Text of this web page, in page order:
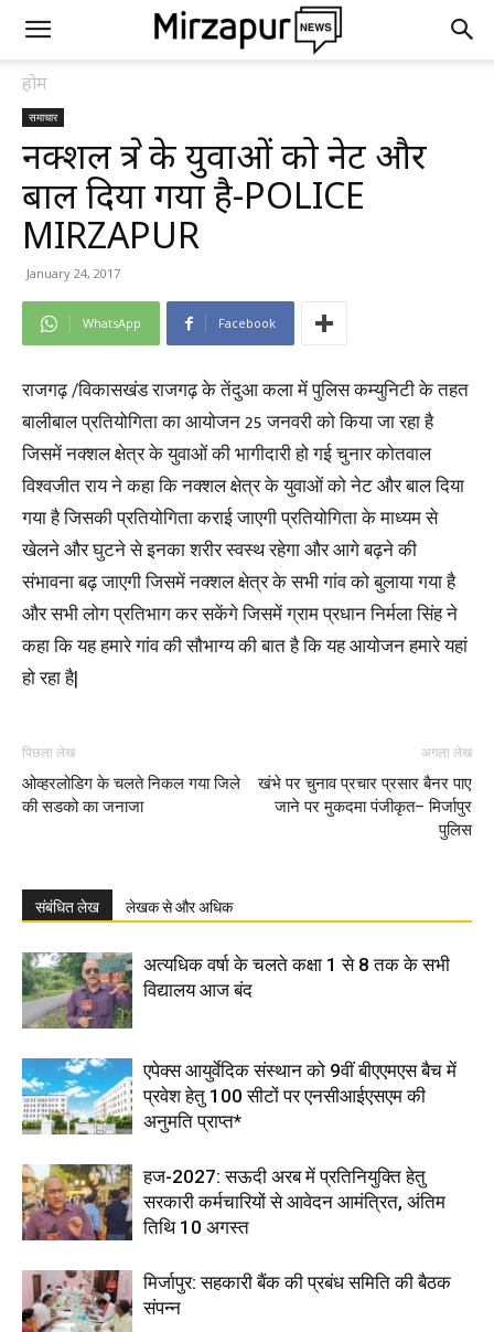
होम
समाचार
नक्शल क्षेत्र के युवाओं को नेट और
बाल दिया गया है-POLICE
MIRZAPUR
January 24, 2017
WhatsApp Facebook
राजगढ़ /विकासखंड राजगढ़ के तेंदुआ कला में पुलिस कम्युनिटी के तहत
बालीबाल प्रतियोगिता का आयोजन 25 जनवरी को किया जा रहा है
जिसमें नक्शल क्षेत्र के युवाओं की भागीदारी हो गई चुनार कोतवाल
विश्वजीत राय ने कहा कि नक्शल क्षेत्र के युवाओं को नेट और बाल दिया
गया है जिसकी प्रतियोगिता कराई जाएगी प्रतियोगिता के माध्यम से
खेलने और घुटने से इनका शरीर स्वस्थ रहेगा और आगे बढ़ने की
संभावना बढ़ जाएगी जिसमें नक्शल क्षेत्र के सभी गांव को बुलाया गया है
और सभी लोग प्रतिभाग कर सकेंगे जिसमें ग्राम प्रधान निर्मला सिंह ने
कहा कि यह हमारे गांव की सौभाग्य की बात है कि यह आयोजन हमारे यहां
हो रहा है|
पिछला लेख
ओव्हरलोडिग के चलते निकल गया जिले
की सडको का जनाजा
अगला लेख
खंभे पर चुनाव प्रचार प्रसार बैनर पाए
जाने पर मुकदमा पंजीकृत– मिर्जापुर
पुलिस
संबंधित लेख लेखक से और अधिक
अत्यधिक वर्षा के चलते कक्षा 1 से 8 तक के सभी
विद्यालय आज बंद
एपेक्स आयुर्वेदिक संस्थान को 9वीं बीएएमएस बैच में
प्रवेश हेतु 100 सीटों पर एनसीआईएसएम की
अनुमति प्राप्त*
हज-2027: सऊदी अरब में प्रतिनियुक्ति हेतु
सरकारी कर्मचारियों से आवेदन आमंत्रित, अंतिम
तिथि 10 अगस्त
मिर्जापुर: सहकारी बैंक की प्रबंध समिति की बैठक
संपन्न